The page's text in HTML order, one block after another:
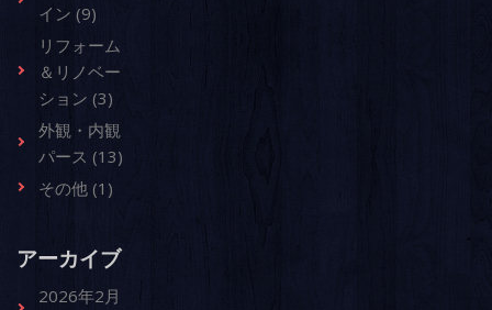
イン (9)
リフォーム
＆リノベー
ション (3)
外観・内観
パース (13)
その他 (1)
アーカイブ
2026年2月